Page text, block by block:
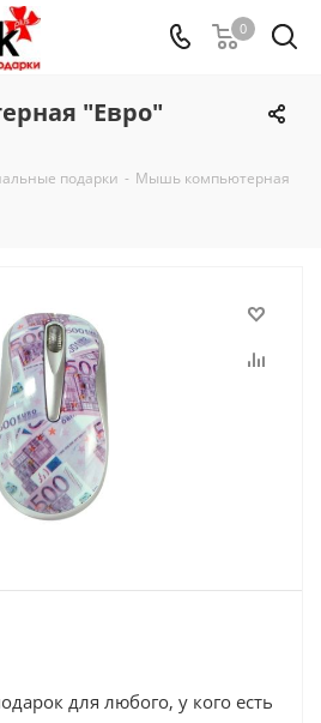
0
"Евро"
подарки - Мышь компьютерная
для любого, у кого есть